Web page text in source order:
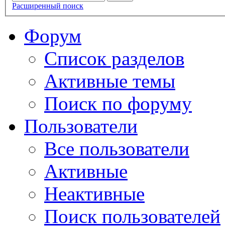
Расширенный поиск
Форум
Список разделов
Активные темы
Поиск по форуму
Пользователи
Все пользователи
Активные
Неактивные
Поиск пользователей